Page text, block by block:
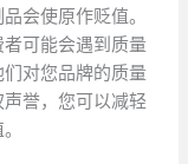
会使原作贬值。
可能会遇到质量
对您品牌的质量
誉，您可以减轻